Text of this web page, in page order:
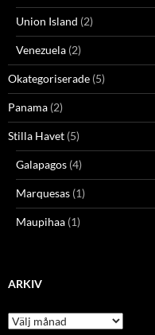
Union Island (2)
Venezuela (2)
Okategoriserade (5)
Panama (2)
Stilla Havet (5)
Galapagos (4)
Marquesas (1)
Maupihaa (1)
ARKIV
Arkiv